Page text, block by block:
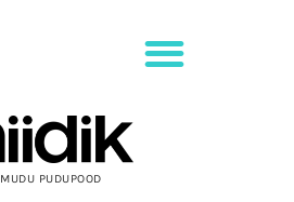
MUDU PUDUPOOD